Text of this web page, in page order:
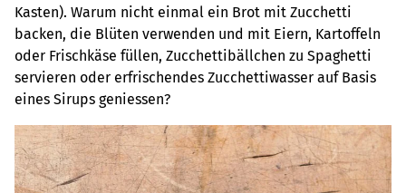
Kasten). Warum nicht einmal ein Brot mit Zucchetti
backen, die Blüten verwenden und mit Eiern, Kartoffeln
oder Frischkäse füllen, Zucchettibällchen zu Spaghetti
servieren oder erfrischendes Zucchettiwasser auf Basis
eines Sirups geniessen?